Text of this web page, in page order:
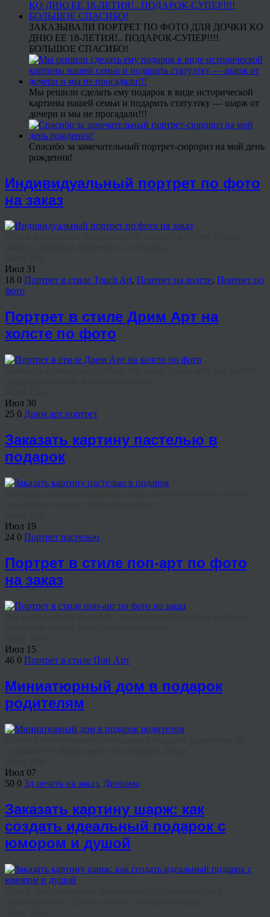
ЗАКАЗЫВАЛИ ПОРТРЕТ ПО ФОТО ДЛЯ ДОЧКИ КО
ДНЮ ЕЕ 18-ЛЕТИЯ!.. ПОДАРОК-СУПЕР!!!!
БОЛЬШОЕ СПАСИБО!
Мы решили сделать ему подарок в виде исторической
картины нашей семьи и подарить статуэтку — шарж от
дочери и мы не прогадали!!!
Спасибо за замечательный портрет-сюрприз на мой день
рождения!
Индивидуальный портрет по фото
на заказ
Июл 31
18 0 Портрет в стиле Touch Art, Портрет на холсте, Портрет по
фото
Портрет в стиле Дрим Арт на
холсте по фото
Июл 30
25 0 Дрим арт портрет
Заказать картину пастелью в
подарок
Июл 19
24 0 Портрет пастелью
Портрет в стиле поп-арт по фото
на заказ
Июл 15
46 0 Портрет в стиле Поп Арт
Миниатюрный дом в подарок
родителям
Июл 07
50 0 3д печать на заказ, Диорама
Заказать картину шарж: как
создать идеальный подарок с
юмором и душой